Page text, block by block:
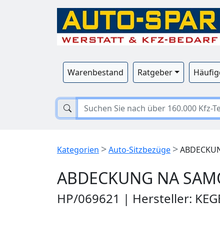
Warenbestand Ratgeber
Kategorien >Auto-Sitzbezüge >
ABDECKUNG NA
HP/069621 | Hersteller: